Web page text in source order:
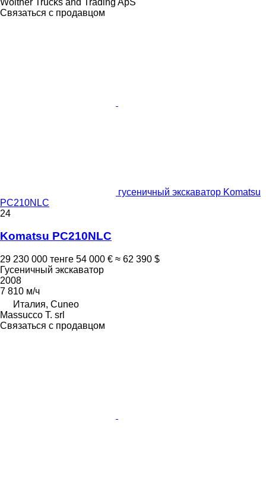
Связаться с продавцом
гусеничный экскаватор Komatsu
PC210NLC
24
Komatsu PC210NLC
29 230 000 тенге 54 000 € ≈ 62 390 $
Гусеничный экскаватор
2008
7 810 м/ч
Италия, Cuneo
Massucco T. srl
Связаться с продавцом